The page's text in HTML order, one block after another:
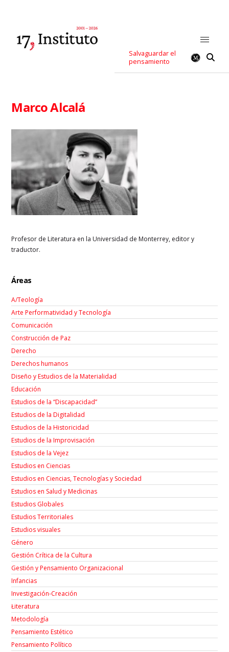
Salvaguardar el
pensamiento
Marco Alcalá
Profesor de Literatura en la Universidad de Monterrey, editor y
traductor.
Áreas
A/Teología
Arte Performatividad y Tecnología
Comunicación
Construcción de Paz
Derecho
Derechos humanos
Diseño y Estudios de la Materialidad
Educación
Estudios de la “Discapacidad”
Estudios de la Digitalidad
Estudios de la Historicidad
Estudios de la Improvisación
Estudios de la Vejez
Estudios en Ciencias
Estudios en Ciencias, Tecnologías y Sociedad
Estudios en Salud y Medicinas
Estudios Globales
Estudios Territoriales
Estudios visuales
Género
Gestión Crítica de la Cultura
Gestión y Pensamiento Organizacional
Infancias
Investigación-Creación
Łiteratura
Metodología
Pensamiento Estético
Pensamiento Político